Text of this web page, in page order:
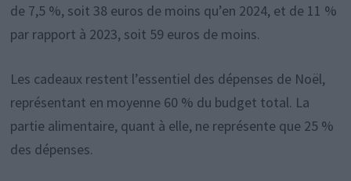
de 7,5 %, soit 38 euros de moins qu’en 2024, et de 11 %
par rapport à 2023, soit 59 euros de moins.
Les cadeaux restent l’essentiel des dépenses de Noël,
représentant en moyenne 60 % du budget total. La
partie alimentaire, quant à elle, ne représente que 25 %
des dépenses.